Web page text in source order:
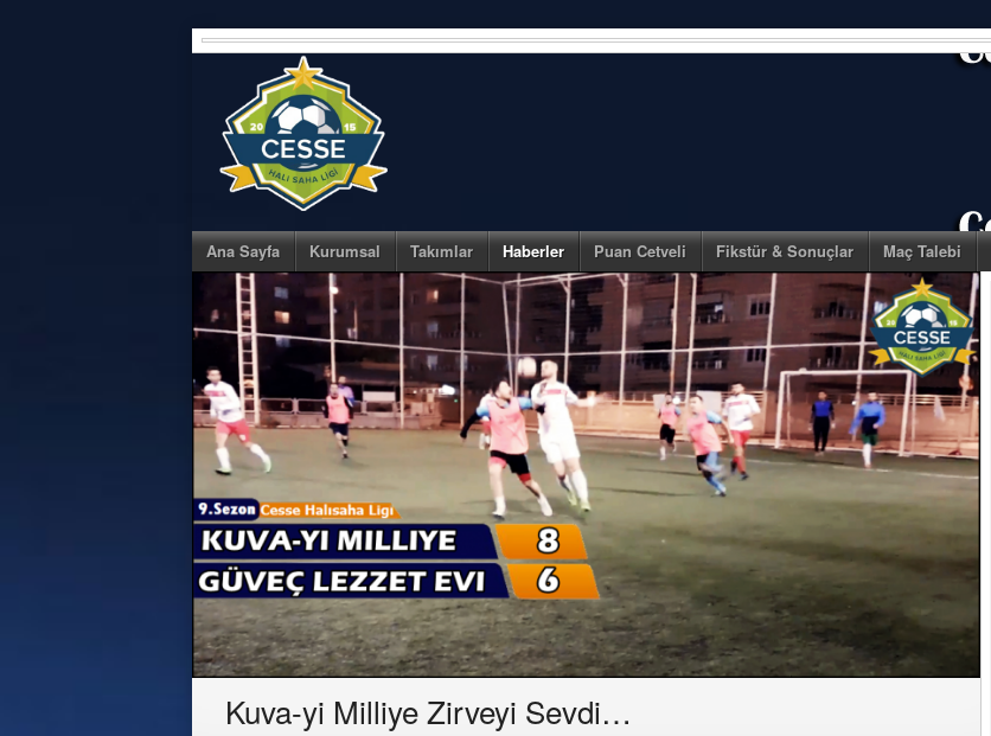
Skip
to
Ana Sayfa Kurumsal Takımlar Haberler Puan Cetveli Fikstür & Sonuçlar Maç Talebi
Kuva-yi Milliye Zirveyi Sevdi…